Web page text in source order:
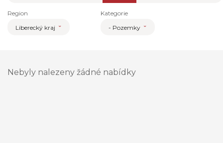
Region
Liberecký kraj
Kategorie
- Pozemky
Nebyly nalezeny žádné nabídky